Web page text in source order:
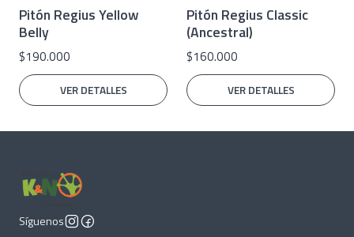
Pitón Regius Yellow
Belly
$190.000
VER DETALLES
Pitón Regius Classic
(Ancestral)
$160.000
VER DETALLES
Síguenos